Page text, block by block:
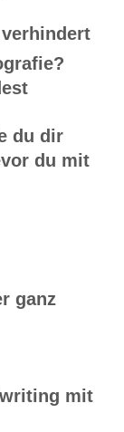
du dir
du mit
ganz
mit